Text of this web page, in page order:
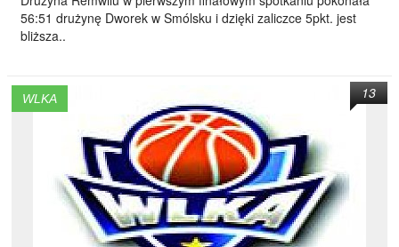
56:51 drużynę Dworek w Smólsku i dzięki zaliczce 5pkt. jest
bliższa..
WLKA 13